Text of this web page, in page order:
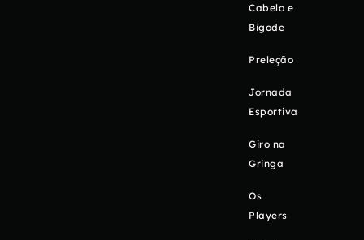
Cabelo e
Bigode
Preleção
Jornada
Esportiva
Giro na
Gringa
Os
Players